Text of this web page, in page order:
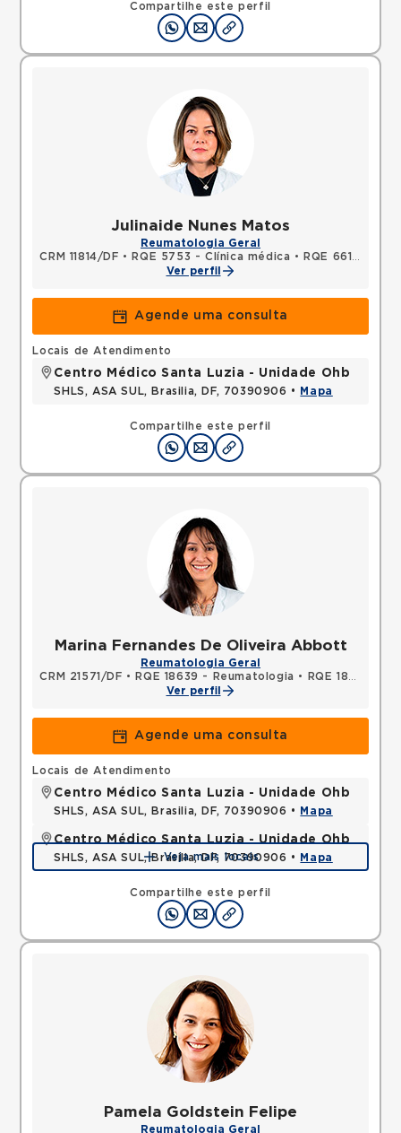
Compartilhe este perfil
Julinaide Nunes Matos
Reumatologia Geral
CRM 11814/DF • RQE 5753 - Clínica médica •
RQE 6615 - Reumatologia
Ver perfil
Agende uma consulta
Compartilhe este perfil
Locais de Atendimento
Centro Médico Santa Luzia - Unidade Ohb
SHLS, ASA SUL, Brasilia, DF, 70390906 • Mapa
Marina Fernandes De Oliveira Abbott
Reumatologia Geral
CRM 21571/DF • RQE 18639 - Reumatologia •
RQE 18640 - Clínica médica
Ver perfil
Agende uma consulta
Compartilhe este perfil
Locais de Atendimento
Centro Médico Santa Luzia - Unidade Ohb
SHLS, ASA SUL, Brasilia, DF, 70390906 • Mapa
Centro Médico Santa Luzia - Unidade Ohb
SHLS, ASA SUL, Brasilia, DF, 70390906 • Mapa
Veja mais locais
Pamela Goldstein Felipe
Reumatologia Geral